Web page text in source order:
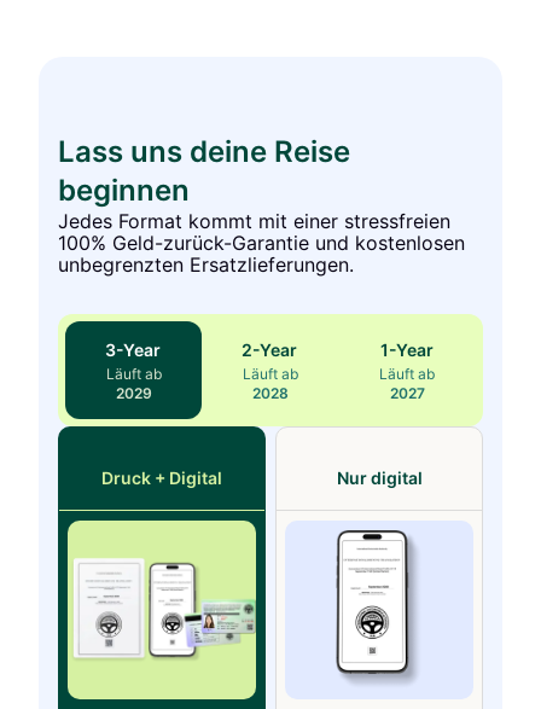
Lass uns deine Reise
beginnen
Jedes Format kommt mit einer stressfreien
100% Geld-zurück-Garantie und kostenlosen
unbegrenzten Ersatzlieferungen.
3-Year
Läuft ab
2029
2-Year
Läuft ab
2028
1-Year
Läuft ab
2027
Druck + Digital Nur digital